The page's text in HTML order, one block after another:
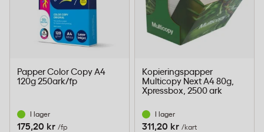
Papper Color Copy A4
120g 250ark/fp
I lager
175,20 kr /fp
Kopieringspapper
Multicopy Next A4 80g,
Xpressbox, 2500 ark
I lager
311,20 kr /kart